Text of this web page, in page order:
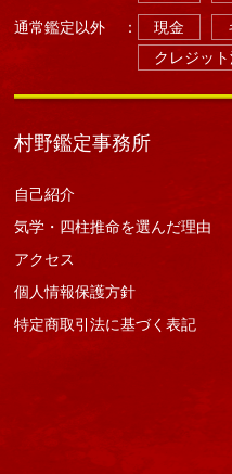
通常鑑定以外 ： 現金
クレジッ
村野鑑定事務所
自己紹介
気学・四柱推命を選んだ理由
アクセス
個人情報保護方針
特定商取引法に基づく表記